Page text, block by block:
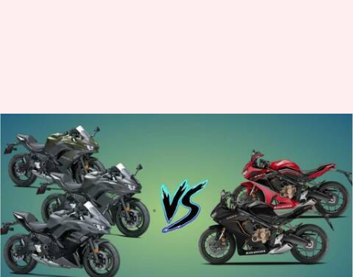
Apakah Kawasaki Ninja 650
2024 lebih baik dari Honda
CBR650R?
menulis Bob Jun 12, 2023 11:08 am
Apa ceritanya